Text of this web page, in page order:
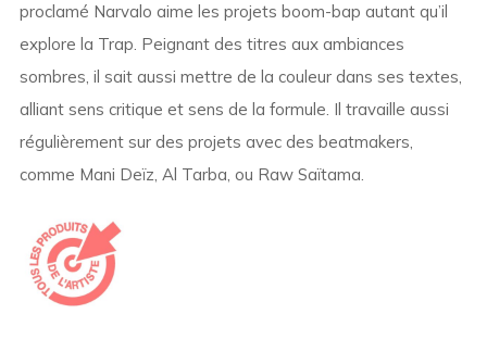
proclamé Narvalo aime les projets boom-bap autant qu’il
explore la Trap. Peignant des titres aux ambiances
sombres, il sait aussi mettre de la couleur dans ses textes,
alliant sens critique et sens de la formule. Il travaille aussi
régulièrement sur des projets avec des beatmakers,
comme Mani Deïz, Al Tarba, ou Raw Saïtama.